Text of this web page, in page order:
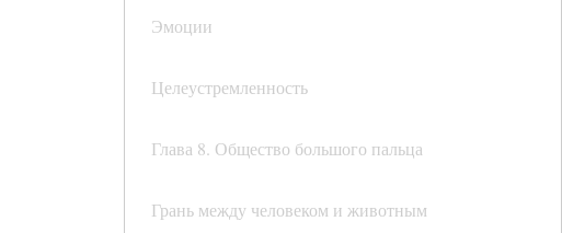
Эмоции
Целеустремленность
Глава 8. Общество большого пальца
Грань между человеком и животным